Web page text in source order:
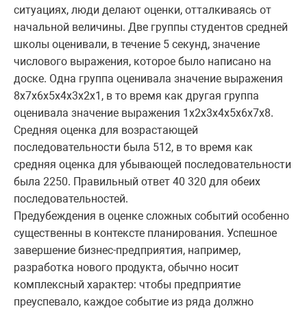
ситуациях, люди делают оценки, отталкиваясь от
начальной величины. Две группы студентов средней
школы оценивали, в течение 5 секунд, значение
числового выражения, которое было написано на
доске. Одна группа оценивала значение выражения
8x7x6x5x4x3x2x1, в то время как другая группа
оценивала значение выражения 1x2x3x4x5x6x7x8.
Средняя оценка для возрастающей
последовательности была 512, в то время как
средняя оценка для убывающей последовательности
была 2250. Правильный ответ 40 320 для обеих
последовательностей.
Предубеждения в оценке сложных событий особенно
существенны в контексте планирования. Успешное
завершение бизнес-предприятия, например,
разработка нового продукта, обычно носит
комплексный характер: чтобы предприятие
преуспевало, каждое событие из ряда должно